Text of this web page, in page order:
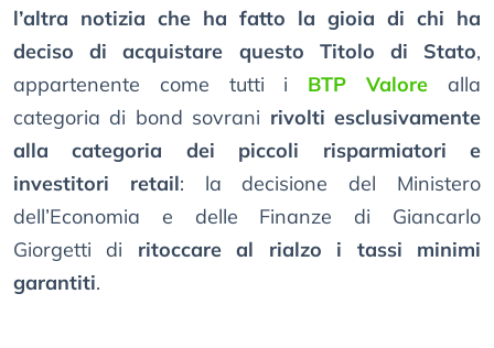
l’altra notizia che ha fatto la gioia di chi ha
deciso di acquistare questo Titolo di Stato,
appartenente come tutti i BTP Valore alla
categoria di bond sovrani rivolti esclusivamente
alla categoria dei piccoli risparmiatori e
investitori retail: la decisione del Ministero
dell’Economia e delle Finanze di Giancarlo
Giorgetti di ritoccare al rialzo i tassi minimi
garantiti.